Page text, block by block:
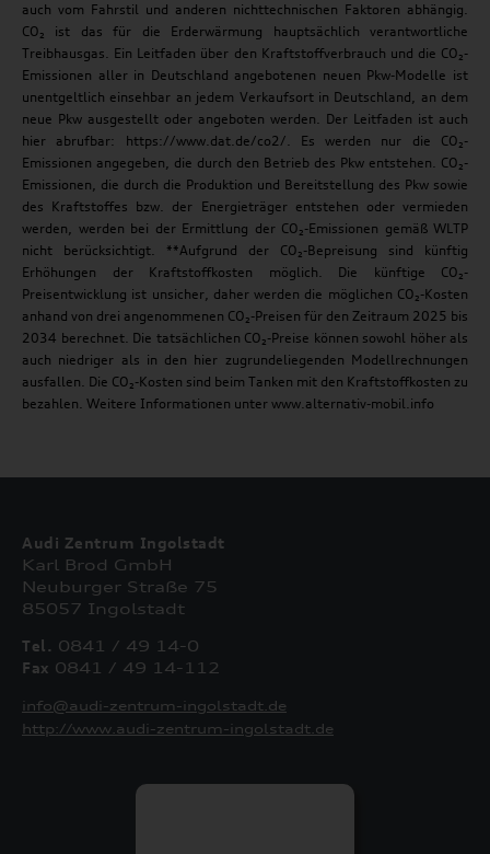
auch vom Fahrstil und anderen nichttechnischen Faktoren abhängig.
CO₂ ist das für die Erderwärmung hauptsächlich verantwortliche
Treibhausgas. Ein Leitfaden über den Kraftstoffverbrauch und die CO₂-
Emissionen aller in Deutschland angebotenen neuen Pkw-Modelle ist
unentgeltlich einsehbar an jedem Verkaufsort in Deutschland, an dem
neue Pkw ausgestellt oder angeboten werden. Der Leitfaden ist auch
hier abrufbar: https://www.dat.de/co2/. Es werden nur die CO₂-
Emissionen angegeben, die durch den Betrieb des Pkw entstehen. CO₂-
Emissionen, die durch die Produktion und Bereitstellung des Pkw sowie
des Kraftstoffes bzw. der Energieträger entstehen oder vermieden
werden, werden bei der Ermittlung der CO₂-Emissionen gemäß WLTP
nicht berücksichtigt. **Aufgrund der CO₂-Bepreisung sind künftig
Erhöhungen der Kraftstoffkosten möglich. Die künftige CO₂-
Preisentwicklung ist unsicher, daher werden die möglichen CO₂-Kosten
anhand von drei angenommenen CO₂-Preisen für den Zeitraum 2025 bis
2034 berechnet. Die tatsächlichen CO₂-Preise können sowohl höher als
auch niedriger als in den hier zugrundeliegenden Modellrechnungen
ausfallen. Die CO₂-Kosten sind beim Tanken mit den Kraftstoffkosten zu
bezahlen. Weitere Informationen unter www.alternativ-mobil.info
Audi Zentrum Ingolstadt
Karl Brod GmbH
Neuburger Straße 75
85057 Ingolstadt
Tel. 0841 / 49 14-0
Fax 0841 / 49 14-112
info@audi-zentrum-ingolstadt.de
http://www.audi-zentrum-ingolstadt.de